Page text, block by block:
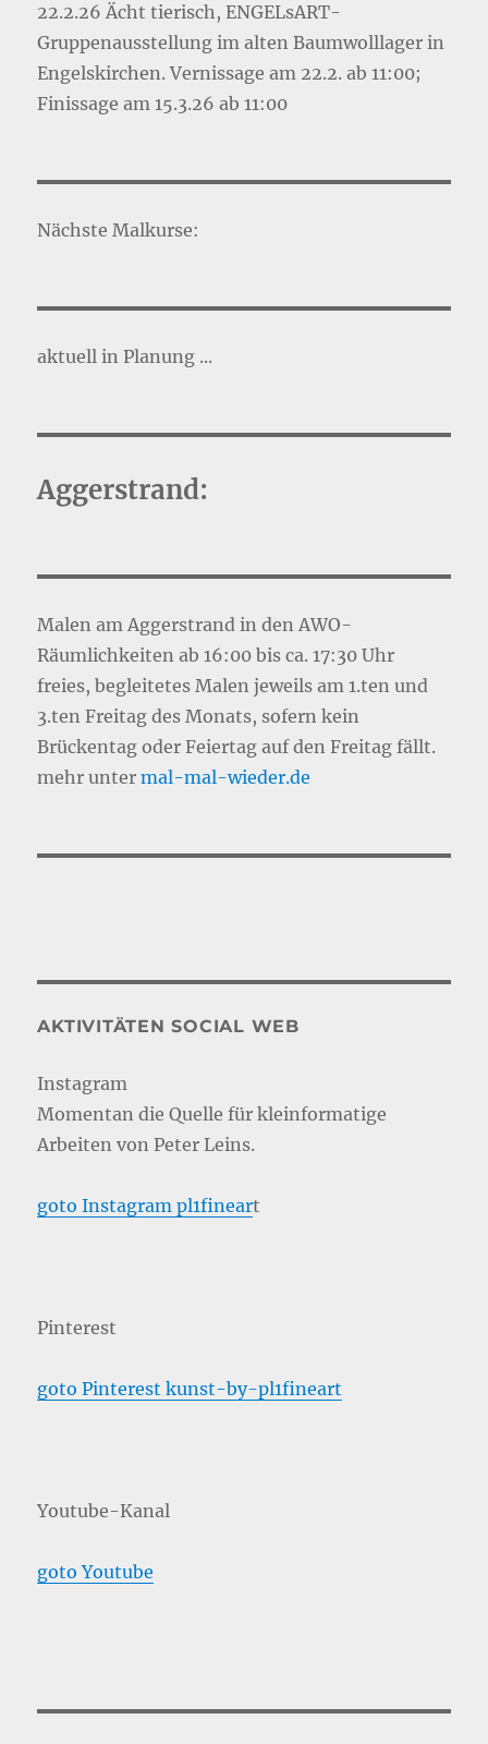
22.2.26 Ächt tierisch, ENGELsART-
Gruppenausstellung im alten Baumwolllager in
Engelskirchen. Vernissage am 22.2. ab 11:00;
Finissage am 15.3.26 ab 11:00
Nächste Malkurse:
aktuell in Planung ...
Aggerstrand:
Malen am Aggerstrand in den AWO-
Räumlichkeiten ab 16:00 bis ca. 17:30 Uhr
freies, begleitetes Malen jeweils am 1.ten und
3.ten Freitag des Monats, sofern kein
Brückentag oder Feiertag auf den Freitag fällt.
mehr untermal-mal-wieder.de
AKTIVITÄTEN SOCIAL WEB
Instagram
Momentan die Quelle für kleinformatige
Arbeiten von Peter Leins.
goto Instagram pl1fineart
Pinterest
goto Pinterest kunst-by-pl1fineart
Youtube-Kanal
goto Youtube